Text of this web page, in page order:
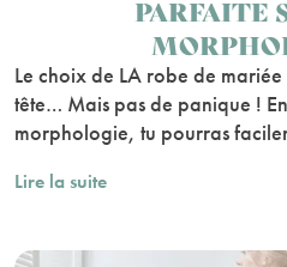
PARFAITE
Le choix de LA robe de
tête… Mais pas de panique !
morphologie, tu pourras
Lire la suite